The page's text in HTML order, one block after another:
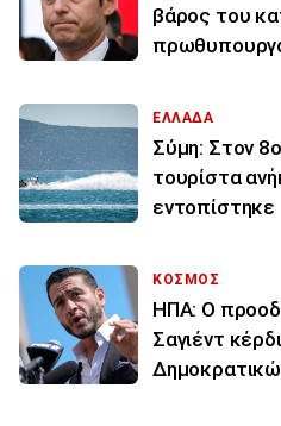
βάρος του
ΕΛΛΑΔΑ
Σύμη: Στον
τουρίστα
εντοπίστηκε
ΚΟΣΜΟΣ
ΗΠΑ: Ο
Σαγιέντ